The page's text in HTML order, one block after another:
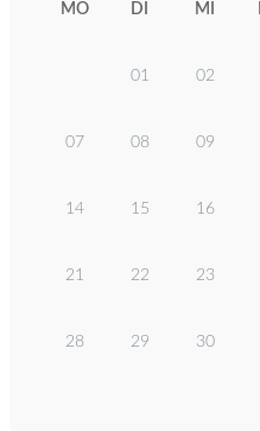
MO DI MI
01 02
07 08 09
14 15 16
21 22 23
28 29 30